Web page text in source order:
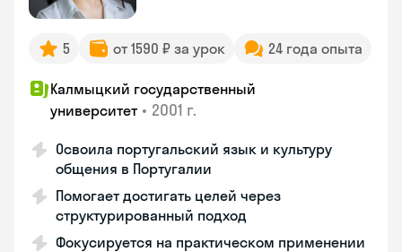
5 от 1590 ₽ за урок 24 года опыта
Калмыцкий государственный
университет • 2001 г.
Освоила португальский язык и культуру
общения в Португалии
Помогает достигать целей через
структурированный подход
Фокусируется на практическом применении